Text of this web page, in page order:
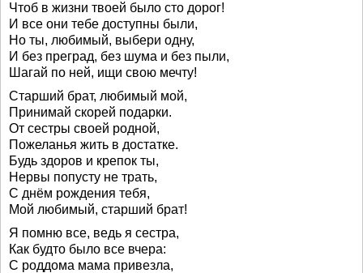
Чтоб в жизни твоей было сто дорог!
И все они тебе доступны были,
Но ты, любимый, выбери одну,
И без преград, без шума и без пыли,
Шагай по ней, ищи свою мечту!
Старший брат, любимый мой,
Принимай скорей подарки.
От сестры своей родной,
Пожеланья жить в достатке.
Будь здоров и крепок ты,
Нервы попусту не трать,
С днём рождения тебя,
Мой любимый, старший брат!
Я помню все, ведь я сестра,
Как будто было все вчера:
С роддома мама привезла,